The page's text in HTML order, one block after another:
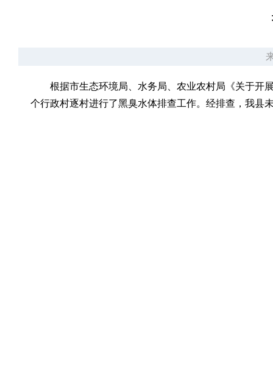
根据市生态环境局、水务局、农业农村局《关于开
个行政村逐村进行了黑臭水体排查工作。经排查，我县